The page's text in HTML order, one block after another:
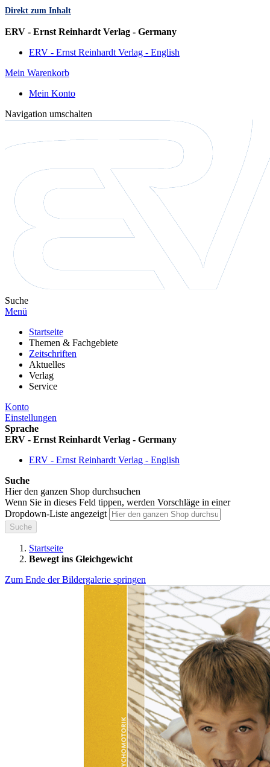
Direkt zum Inhalt
ERV - Ernst Reinhardt Verlag - Germany
ERV - Ernst Reinhardt Verlag - English
Mein Warenkorb
Mein Konto
Navigation umschalten
Suche
Menü
Startseite
Themen & Fachgebiete
Zeitschriften
Aktuelles
Verlag
Service
Konto
Einstellungen
Sprache
ERV - Ernst Reinhardt Verlag - Germany
ERV - Ernst Reinhardt Verlag - English
Suche
Hier den ganzen Shop durchsuchen
Wenn Sie in dieses Feld tippen, werden Vorschläge in einer
Dropdown-Liste angezeigt
Suche
Startseite
Bewegt ins Gleichgewicht
Zum Ende der Bildergalerie springen